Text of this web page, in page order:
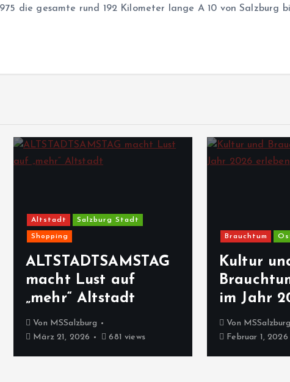
die gesamte rund 192 Kilometer lange A 10 von Salzburg
Altstadt Salzburg Stadt
Shopping
ALTSTADTSAMSTAG
macht Lust auf
„mehr“ Altstadt
Von MSSalzburg
März 21, 2026
681 views
Brauchtum
Kultur
im Jahr
Von MSSalzburg
Februar 1, 2026